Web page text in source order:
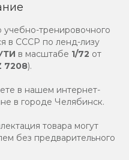
тренировочного
в СССР по ленд-лизу
в масштабе 1/72 от
7208).
в нашем интернет-
в городе Челябинск.
товара могут
без предварительного